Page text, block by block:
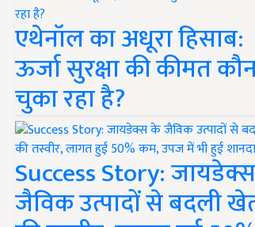
एथेनॉल का अधूरा हिसाब:
ऊर्जा सुरक्षा की कीमत
चुका रहा है?
Success Story:
जैविक उत्पादों से बदली